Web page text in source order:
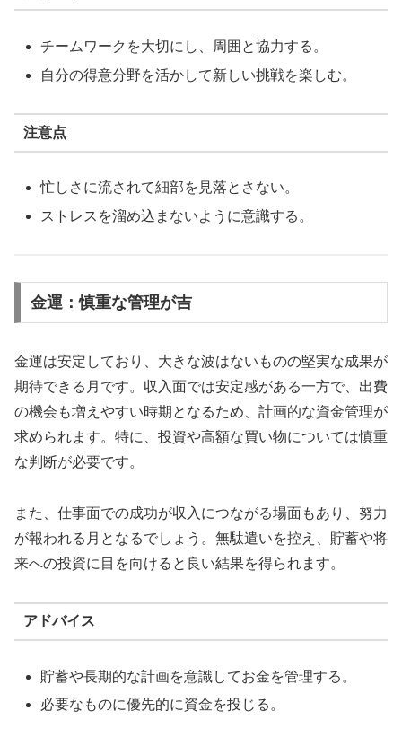
チームワークを大切にし、周囲と協力する。
自分の得意分野を活かして新しい挑戦を楽しむ。
注意点
忙しさに流されて細部を見落とさない。
ストレスを溜め込まないように意識する。
金運：慎重な管理が吉
金運は安定しており、大きな波はないものの堅実な成果が
期待できる月です。収入面では安定感がある一方で、出費
の機会も増えやすい時期となるため、計画的な資金管理が
求められます。特に、投資や高額な買い物については慎重
な判断が必要です。
また、仕事面での成功が収入につながる場面もあり、努力
が報われる月となるでしょう。無駄遣いを控え、貯蓄や将
来への投資に目を向けると良い結果を得られます。
アドバイス
貯蓄や長期的な計画を意識してお金を管理する。
必要なものに優先的に資金を投じる。